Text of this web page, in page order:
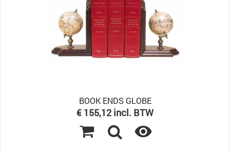
BOOK ENDS GLOBE
Prijs
€ 155,12 incl. BTW
